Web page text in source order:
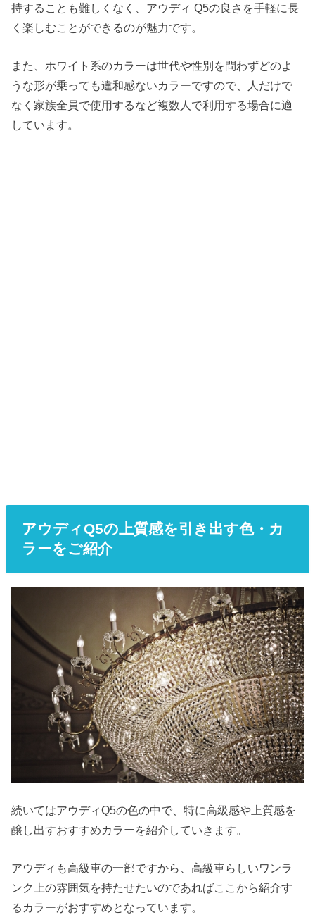
持することも難しくなく、アウディ Q5の良さを手軽に長
く楽しむことができるのが魅力です。
また、ホワイト系のカラーは世代や性別を問わずどのよ
うな形が乗っても違和感ないカラーですので、人だけで
なく家族全員で使用するなど複数人で利用する場合に適
しています。
アウディQ5の上質感を引き出す色・カ
ラーをご紹介
続いてはアウディQ5の色の中で、特に高級感や上質感を
醸し出すおすすめカラーを紹介していきます。
アウディも高級車の一部ですから、高級車らしいワンラ
ンク上の雰囲気を持たせたいのであればここから紹介す
るカラーがおすすめとなっています。